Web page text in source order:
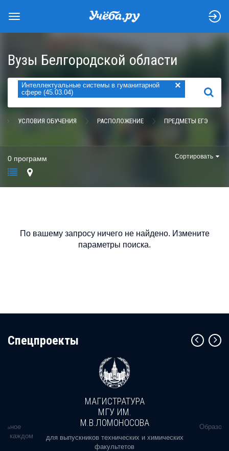
Вузы Белгородской области
Интеллектуальные системы в гуманитарной
сфере (45.03.04)
×
НАЙТИ
УСЛОВИЯ ОБУЧЕНИЯ РАСПОЛОЖЕНИЕ ПРЕДМЕТЫ ЕГЭ
0 программ Сортировать
По вашему запросу ничего не найдено. Измените
параметры поиска.
Cпецпроекты
в каждом
МАГИСТРАТУРА
МГУ ИМ.
М.В.ЛОМОНОСОВА
для выпускников технических и химических
факультетов